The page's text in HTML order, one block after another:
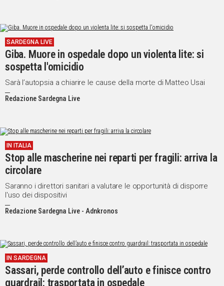
SARDEGNA LIVE
Giba. Muore in ospedale dopo un violenta lite: si
sospetta l'omicidio
Sarà l’autopsia a chiarire le cause della morte di Matteo Usai
Redazione Sardegna Live
IN ITALIA
Stop alle mascherine nei reparti per fragili: arriva la
circolare
Saranno i direttori sanitari a valutare le opportunità di disporre
l'uso dei dispositivi
Redazione Sardegna Live - Adnkronos
IN SARDEGNA
Sassari, perde controllo dell’auto e finisce contro
guardrail: trasportata in ospedale